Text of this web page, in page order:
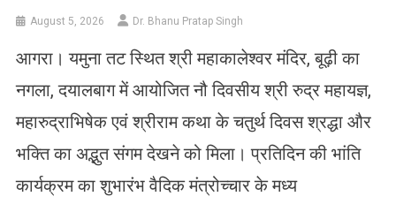
August 5, 2026 Dr. Bhanu Pratap Singh
आगरा। यमुना तट स्थित श्री महाकालेश्वर मंदिर, बूढ़ी का
नगला, दयालबाग में आयोजित नौ दिवसीय श्री रुद्र महायज्ञ,
महारुद्राभिषेक एवं श्रीराम कथा के चतुर्थ दिवस श्रद्धा और
भक्ति का अद्भुत संगम देखने को मिला। प्रतिदिन की भांति
कार्यक्रम का शुभारंभ वैदिक मंत्रोच्चार के मध्य